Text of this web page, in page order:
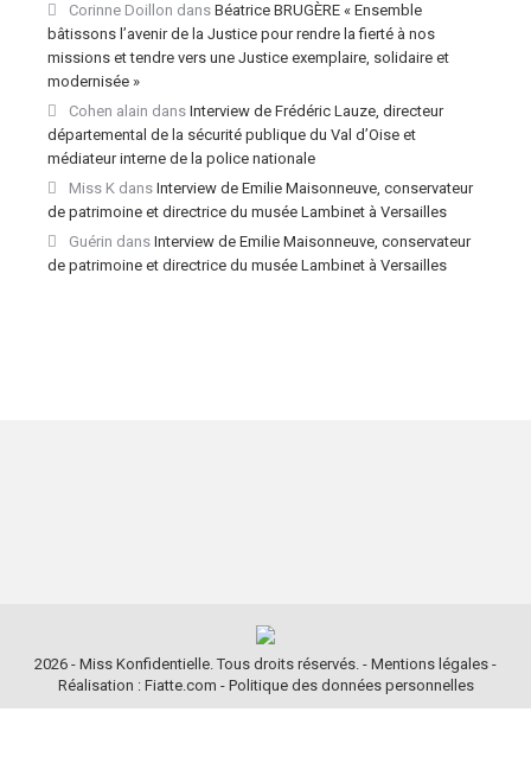
Corinne Doillon dans Béatrice BRUGÈRE « Ensemble
bâtissons l’avenir de la Justice pour rendre la fierté à nos
missions et tendre vers une Justice exemplaire, solidaire et
modernisée »
Cohen alain dans Interview de Frédéric Lauze, directeur
départemental de la sécurité publique du Val d’Oise et
médiateur interne de la police nationale
Miss K dans Interview de Emilie Maisonneuve, conservateur
de patrimoine et directrice du musée Lambinet à Versailles
Guérin dans Interview de Emilie Maisonneuve, conservateur
de patrimoine et directrice du musée Lambinet à Versailles
2026 - Miss Konfidentielle. Tous droits réservés. - Mentions légales -
Réalisation : Fiatte.com - Politique des données personnelles